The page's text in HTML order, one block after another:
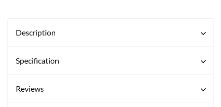
Description
Specification
Reviews